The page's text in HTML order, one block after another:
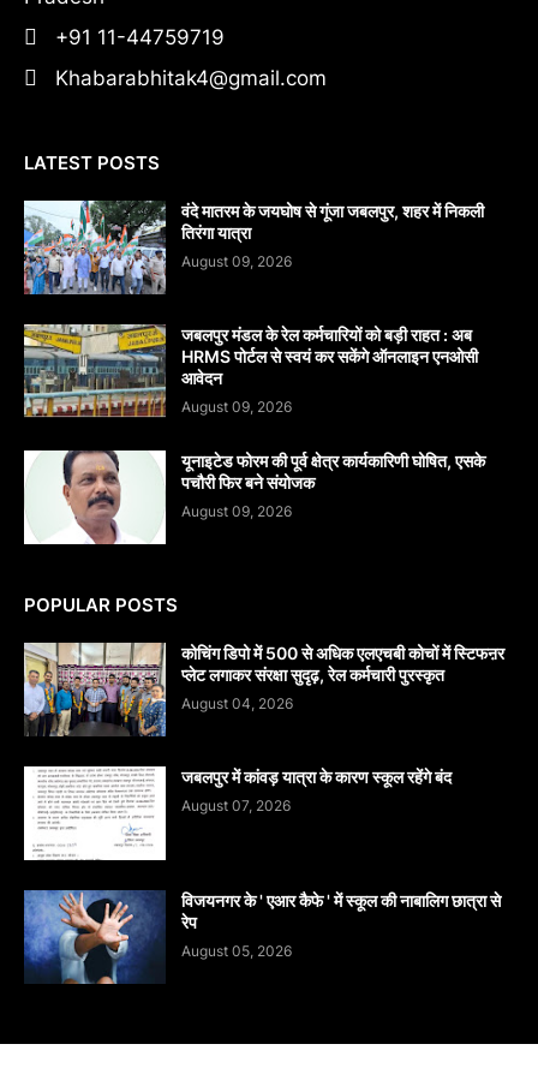
+91 11-44759719
Khabarabhitak4@gmail.com
LATEST POSTS
​वंदे मातरम के जयघोष से गूंजा जबलपुर, शहर में निकली
तिरंगा यात्रा
August 09, 2026
जबलपुर मंडल के रेल कर्मचारियों को बड़ी राहत : अब
HRMS पोर्टल से स्वयं कर सकेंगे ऑनलाइन एनओसी
आवेदन
August 09, 2026
यूनाइटेड फोरम की पूर्व क्षेत्र कार्यकारिणी घोषित, एसके
पचौरी फिर बने संयोजक
August 09, 2026
POPULAR POSTS
कोचिंग डिपो में 500 से अधिक एलएचबी कोचों में स्टिफऩर
प्लेट लगाकर संरक्षा सुदृढ़, रेल कर्मचारी पुरस्कृत
August 04, 2026
जबलपुर में कांवड़ यात्रा के कारण स्कूल रहेंगे बंद
August 07, 2026
विजयनगर के ' एआर कैफे ' में स्कूल की नाबालिग छात्रा से
रेप
August 05, 2026